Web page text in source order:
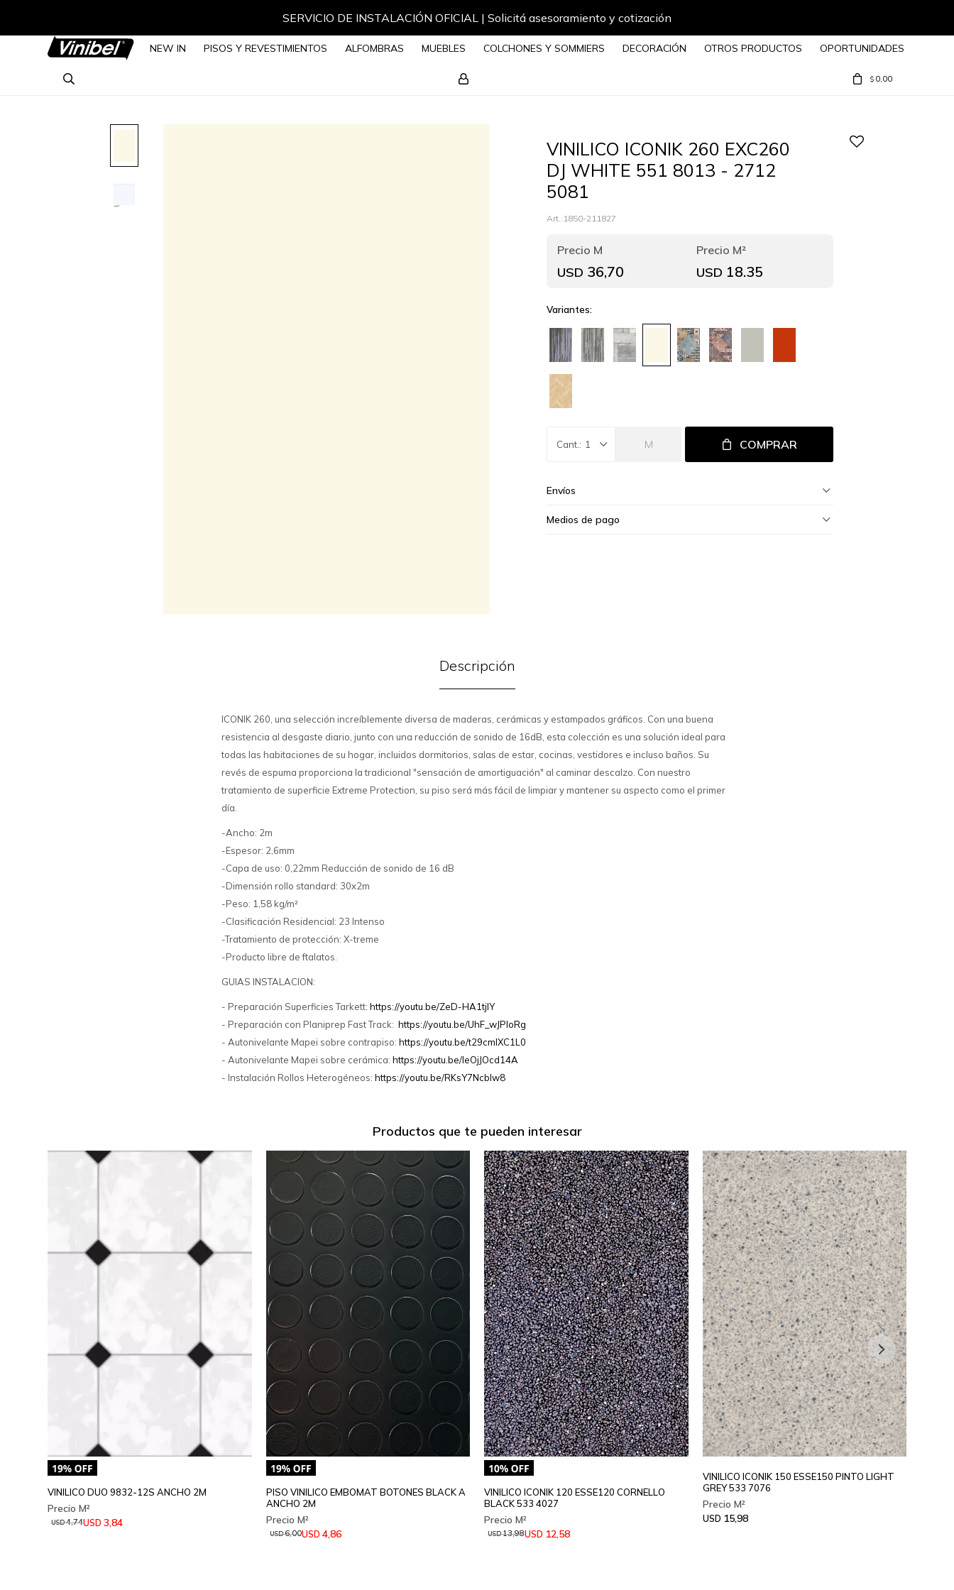
SERVICIO DE INSTALACIÓN OFICIAL | Solicitá asesoramiento y cotización
NEW IN PISOS Y REVESTIMIENTOS ALFOMBRAS MUEBLES COLCHONES Y SOMMIERS DECORACIÓN OTROS PRODUCTOS OPORTUNIDADES
$ 0,00
VINILICO ICONIK 260 EXC260
DJ WHITE 551 8013 - 2712
5081
1850-211827
USD 36,70 USD 18.35
Variantes:
1 M COMPRAR
Envíos
Medios de pago
Descripción
ICONIK 260, una selección increíblemente diversa de maderas, cerámicas y estampados gráficos. Con una buena
resistencia al desgaste diario, junto con una reducción de sonido de 16dB, esta colección es una solución ideal para
todas las habitaciones de su hogar, incluidos dormitorios, salas de estar, cocinas, vestidores e incluso baños. Su
revés de espuma proporciona la tradicional "sensación de amortiguación" al caminar descalzo. Con nuestro
tratamiento de superficie Extreme Protection, su piso será más fácil de limpiar y mantener su aspecto como el primer
día.
-Ancho: 2m
-Espesor: 2,6mm
-Capa de uso: 0,22mm Reducción de sonido de 16 dB
-Dimensión rollo standard: 30x2m
-Peso: 1,58 kg/m²
-Clasificación Residencial: 23 Intenso
-Tratamiento de protección: X-treme
-Producto libre de ftalatos.
GUIAS INSTALACION:
- Preparación Superficies Tarkett: https://youtu.be/ZeD-HA1tjlY
- Preparación con Planiprep Fast Track: https://youtu.be/UhF_wJPIoRg
- Autonivelante Mapei sobre contrapiso: https://youtu.be/t29cmlXC1L0
- Autonivelante Mapei sobre cerámica: https://youtu.be/IeOjJOcd14A
- Instalación Rollos Heterogéneos: https://youtu.be/RKsY7Ncblw8
Productos que te pueden interesar
VINILICO DUO 9832-12S ANCHO 2M
USD 3,84
USD4,74
PISO VINILICO EMBOMAT BOTONES BLACK A
ANCHO 2M
USD 4,86
USD6,00
VINILICO ICONIK 120 ESSE120 CORNELLO
BLACK 533 4027
USD 12,58
USD13,98
VINILICO ICONIK 150 ESSE150 PINTO LIGHT
GREY 533 7076
USD 15,98